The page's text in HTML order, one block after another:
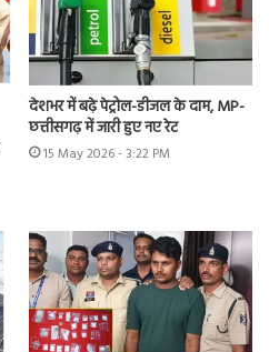
देशभर में बढ़े पेट्रोल-डीजल के दाम, MP-
छत्तीसगढ़ में जारी हुए नए रेट
15 May 2026 - 3:22 PM